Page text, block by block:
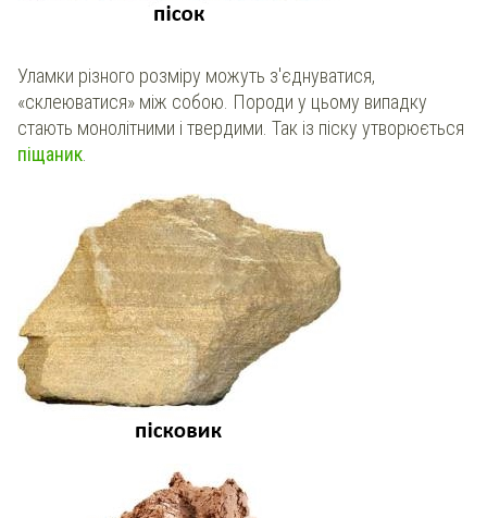
Уламки різного розміру можуть з'єднуватися,
«склеюватися» між собою. Породи у цьому випадку
стають монолітними і твердими. Так із піску утворюється
піщаник